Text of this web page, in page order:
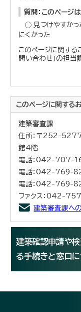
質問：このページ
見つけやすかっ
にくかった
このページに関する
問い合わせ」の担当
このページに関する
建築審査課
住所：〒252-
館4階
電話：042-707-
電話：042-769-
電話：042-769-
ファクス：042-
建築審査課へ
建築確認申請や
る手続きと窓口